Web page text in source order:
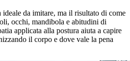
da imitare, ma il risultato di come
occhi, mandibola e abitudini di
applicata alla postura aiuta a capire
il corpo e dove vale la pena